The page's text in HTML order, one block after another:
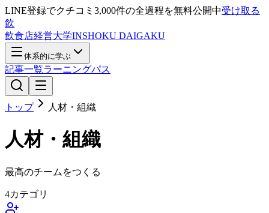
LINE登録でクチコミ3,000件の全過程を無料公開中受け取る
飲
飲食店経営大学INSHOKU DAIGAKU
体系的に学ぶ
記事一覧ラーニングパス
トップ 人材・組織
人材・組織
最高のチームをつくる
4カテゴリ